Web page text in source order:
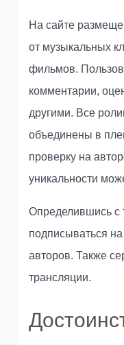
На сайте
от музыкальных
фильмов.
комментарии,
другими. Все
объединены в
проверку на
уникальности
Определившись с
подписываться
авторов. Также
трансляции.